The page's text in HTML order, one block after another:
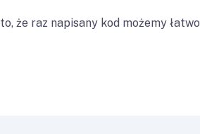
że raz napisany kod możemy łatwo